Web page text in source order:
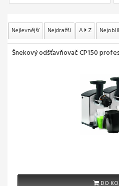
Nejlevnější Nejdražší A Z
Šnekový odšťavňovač CP150
DO